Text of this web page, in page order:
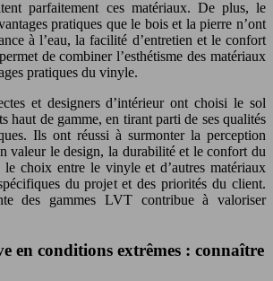
parfaitement ces matériaux. De plus, le
pratiques que le bois et la pierre n’ont
à l’eau, la facilité d’entretien et le confort
de combiner l’esthétisme des matériaux
pratiques du vinyle.
et designers d’intérieur ont choisi le sol
haut de gamme, en tirant parti de ses qualités
Ils ont réussi à surmonter la perception
valeur le design, la durabilité et le confort du
choix entre le vinyle et d’autres matériaux
du projet et des priorités du client.
des gammes LVT contribue à valoriser
en conditions extrêmes : connaître